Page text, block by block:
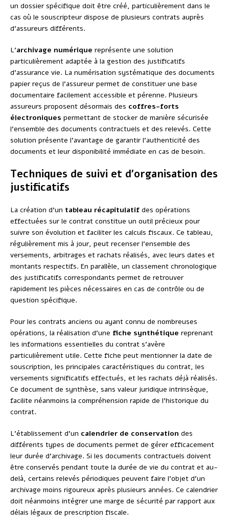
un dossier spécifique doit être créé, particulièrement dans le
cas où le souscripteur dispose de plusieurs contrats auprès
d’assureurs différents.
L’archivage numérique représente une solution
particulièrement adaptée à la gestion des justificatifs
d’assurance vie. La numérisation systématique des documents
papier reçus de l’assureur permet de constituer une base
documentaire facilement accessible et pérenne. Plusieurs
assureurs proposent désormais des coffres-forts
électroniques permettant de stocker de manière sécurisée
l’ensemble des documents contractuels et des relevés. Cette
solution présente l’avantage de garantir l’authenticité des
documents et leur disponibilité immédiate en cas de besoin.
Techniques de suivi et d’organisation des
justificatifs
La création d’un tableau récapitulatif des opérations
effectuées sur le contrat constitue un outil précieux pour
suivre son évolution et faciliter les calculs fiscaux. Ce tableau,
régulièrement mis à jour, peut recenser l’ensemble des
versements, arbitrages et rachats réalisés, avec leurs dates et
montants respectifs. En parallèle, un classement chronologique
des justificatifs correspondants permet de retrouver
rapidement les pièces nécessaires en cas de contrôle ou de
question spécifique.
Pour les contrats anciens ou ayant connu de nombreuses
opérations, la réalisation d’une fiche synthétique reprenant
les informations essentielles du contrat s’avère
particulièrement utile. Cette fiche peut mentionner la date de
souscription, les principales caractéristiques du contrat, les
versements significatifs effectués, et les rachats déjà réalisés.
Ce document de synthèse, sans valeur juridique intrinsèque,
facilite néanmoins la compréhension rapide de l’historique du
contrat.
L’établissement d’un calendrier de conservation des
différents types de documents permet de gérer efficacement
leur durée d’archivage. Si les documents contractuels doivent
être conservés pendant toute la durée de vie du contrat et au-
delà, certains relevés périodiques peuvent faire l’objet d’un
archivage moins rigoureux après plusieurs années. Ce calendrier
doit néanmoins intégrer une marge de sécurité par rapport aux
délais légaux de prescription fiscale.